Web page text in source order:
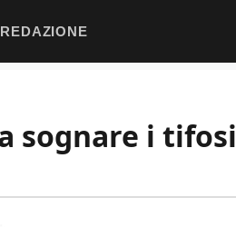
REDAZIONE
sognare i tifosi